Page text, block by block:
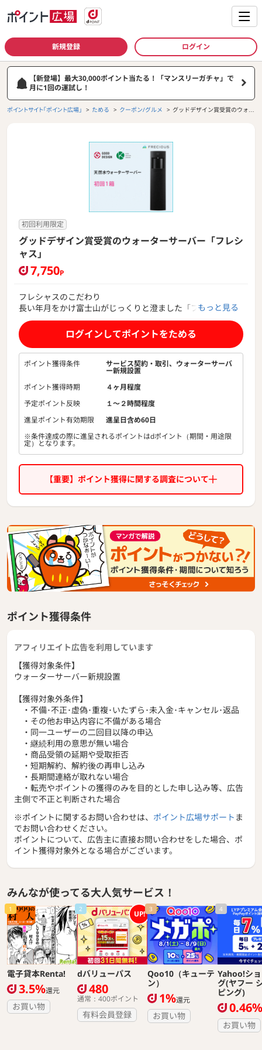
新規登録 ログイン
【新登場】最大30,000ポイント当たる！「マンスリーガチャ」で
月に1回の運試し！
ポイントサイト「ポイント広場」 ためる クーポン/グルメ
グッドデザイン賞受賞のウォー
初回利用限定
グッドデザイン賞受賞のウォーターサーバー「フレシ
ャス」
7,750P
フレシャスのこだわり
長い年月をかけ富士山がじっくりと澄ました「フレシャス富
士」は、大自然がつくる貴重な天然水(ナチュラルミネラルウ
ォーター)。
ほのかにあまく感じる後味は、富士山のやさしさです。
限界まで追求した採水環境と、徹底した品質管理によって、
自然の恵みをそのままに、ウォーターサーバーの利便性とと
フレシャスでは、バナジウム含有量180μgの富士山の天然水
「フレシャス朝霧高原」、長野の名水「フレシャス木曽」も
お楽しみいただけます。
もっと見る
ログインしてポイントをためる
ポイント獲得条件 サービス契約・取引、ウォーターサーバ
ー新規設置
ポイント獲得時期
４ヶ月程度
予定ポイント反映
１〜２時間程度
進呈ポイント有効期限
進呈日含め60日
※条件達成の際に進呈されるポイントはdポイント（期間・用途限
定）となります。
【重要】ポイント獲得に関する調査について
ポイント獲得条件
アフィリエイト広告を利用しています
【獲得対象条件】
ウォーターサーバー新規設置
【獲得対象外条件】
・不備･不正･虚偽･重複･いたずら･未入金･キャンセル･返品
・その他お申込内容に不備がある場合
・同一ユーザーの二回目以降の申込
・継続利用の意思が無い場合
・商品受領の延期や受取拒否
・短期解約、解約後の再申し込み
・長期間連絡が取れない場合
・転売やポイントの獲得のみを目的とした申し込み等、広告
主側で不正と判断された場合
※ポイントに関するお問い合わせは、 ポイント広場サポート ま
でお問い合わせください。
ポイントについて、広告主に直接お問い合わせをした場合、ポ
イント獲得対象外となる場合がございます。
みんなが使ってる大人気サービス！
1
電子貸本Renta!
3.5%還元
お買い物
2 UP!
dバリューパス
480
通常：400ポイント
有料会員登録
3
Qoo10（キューテ
ン）
1%還元
お買い物
4
Yahoo!シ
グ(ヤフー
ピング)
0.46%
お買い物